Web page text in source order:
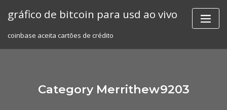
gráfico de bitcoin para usd ao vivo
coinbase aceita cartões de crédito
Category Merrithew9203